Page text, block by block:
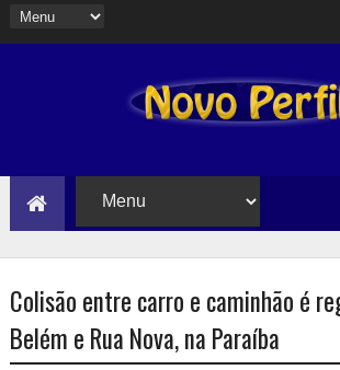
Colisão entre carro e caminhão é
Belém e Rua Nova, na Paraíba